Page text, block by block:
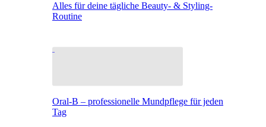
Alles für deine tägliche Beauty- & Styling-
Routine
Oral-B – professionelle Mundpflege für jeden
Tag